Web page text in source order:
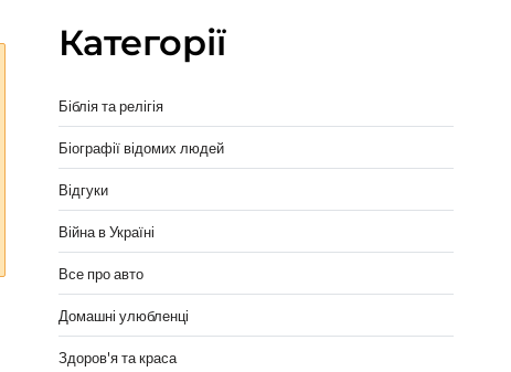
Категорії
Біблія та релігія
Біографії відомих людей
Відгуки
Війна в Україні
Все про авто
Домашні улюбленці
Здоров'я та краса